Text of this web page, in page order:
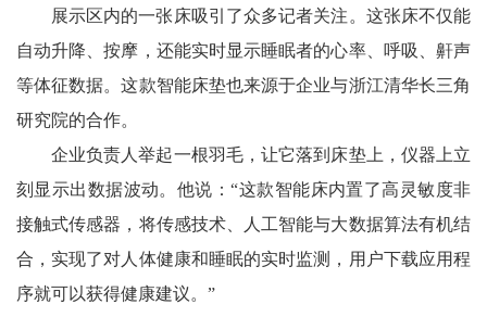
展示区内的一张床吸引了众多记者关注。这张床不仅能
自动升降、按摩，还能实时显示睡眠者的心率、呼吸、鼾声
等体征数据。这款智能床垫也来源于企业与浙江清华长三角
研究院的合作。
企业负责人举起一根羽毛，让它落到床垫上，仪器上立
刻显示出数据波动。他说：“这款智能床内置了高灵敏度非
接触式传感器，将传感技术、人工智能与大数据算法有机结
合，实现了对人体健康和睡眠的实时监测，用户下载应用程
序就可以获得健康建议。”